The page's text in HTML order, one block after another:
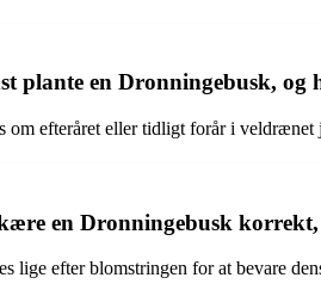
plante en Dronningebusk, og
om efteråret eller tidligt forår i
en Dronningebusk
lige efter blomstringen for at bevare